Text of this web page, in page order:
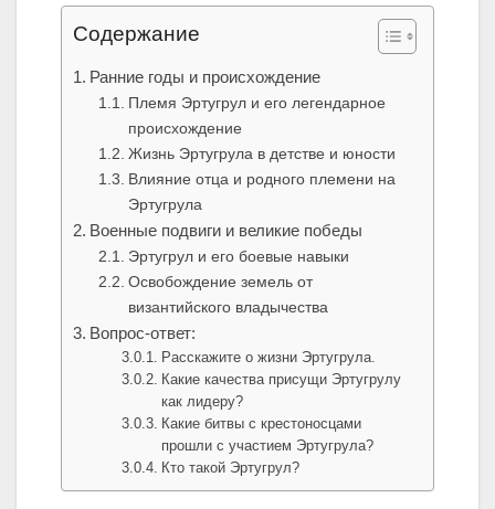
Содержание
Ранние годы и происхождение
Племя Эртугрул и его легендарное
происхождение
Жизнь Эртугрула в детстве и юности
Влияние отца и родного племени на
Эртугрула
Военные подвиги и великие победы
Эртугрул и его боевые навыки
Освобождение земель от
византийского владычества
Вопрос-ответ:
Расскажите о жизни Эртугрула.
Какие качества присущи Эртугрулу
как лидеру?
Какие битвы с крестоносцами
прошли с участием Эртугрула?
Кто такой Эртугрул?